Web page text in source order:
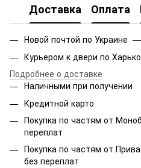
Доставка Оплата
Новой почтой по Украине —
Курьером к двери по
Подробнее о доставке
Наличными при получении
Кредитной карто
Покупка по частям от
переплат
Покупка по частям от
без переплат